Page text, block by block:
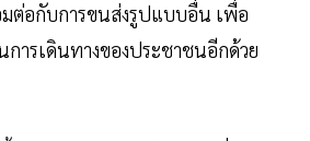
มต่อกับการขนส่งรูปแบบอื่น เพื่อ
การเดินทางของประชาชนอีกด้วย